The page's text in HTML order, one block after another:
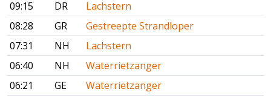
09:15
DR
Lachstern
08:28
GR
Gestreepte Strandloper
07:31
NH
Lachstern
06:40
NH
Waterrietzanger
06:21
GE
Waterrietzanger